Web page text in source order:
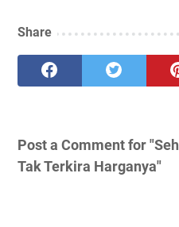
Share
Post a Comment for
Tak Terkira Harganya"